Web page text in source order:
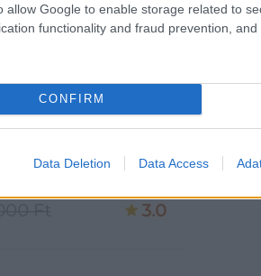
allow Google to enable storage related to
functionality and fraud prevention, and
CONFIRM
Data Deletion Data Access